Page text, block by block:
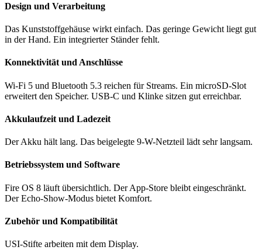
Design und Verarbeitung
Das Kunststoffgehäuse wirkt einfach. Das geringe Gewicht liegt gut
in der Hand. Ein integrierter Ständer fehlt.
Konnektivität und Anschlüsse
Wi-Fi 5 und Bluetooth 5.3 reichen für Streams. Ein microSD-Slot
erweitert den Speicher. USB-C und Klinke sitzen gut erreichbar.
Akkulaufzeit und Ladezeit
Der Akku hält lang. Das beigelegte 9-W-Netzteil lädt sehr langsam.
Betriebssystem und Software
Fire OS 8 läuft übersichtlich. Der App-Store bleibt eingeschränkt.
Der Echo-Show-Modus bietet Komfort.
Zubehör und Kompatibilität
USI-Stifte arbeiten mit dem Display.